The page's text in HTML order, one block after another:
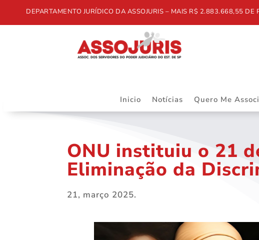
DEPARTAMENTO JURÍDICO DA ASSOJURIS – MAIS R$ 2.883.668,55 DE
Inicio Notícias Quero Me
ONU instituiu o 21
Eliminação da
21, março 2025.